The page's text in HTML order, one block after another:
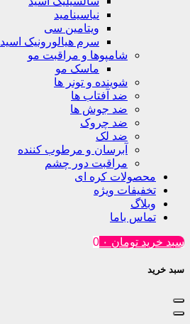
نیاسینامید
ویتامین سی
سرم هیالورونیک اسید
شامپوها و مراقبت مو
ماسک مو
شوینده و تونر ها
ضد آفتاب ها
ضد جوش ها
ضد چروک
ضد لک
آبرسان و مرطوب کننده
مراقبت دور چشم
محصولات کره ای
تخفیفات ویژه
وبلاگ
تماس باما
سبد خرید تومان 0
سبد خرید